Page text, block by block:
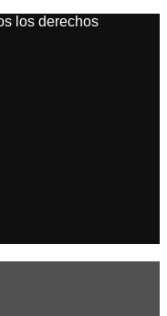
los derechos